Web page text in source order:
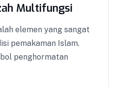
Multifungsi
elemen yang sangat
pemakaman Islam.
penghormatan